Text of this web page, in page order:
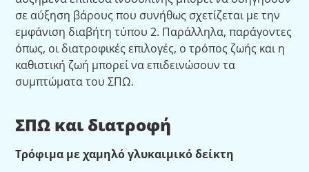
σε αύξηση βάρους που συνήθως σχετίζεται με την
εμφάνιση διαβήτη τύπου 2. Παράλληλα, παράγοντες
όπως, οι διατροφικές επιλογές, ο τρόπος ζωής και η
καθιστική ζωή μπορεί να επιδεινώσουν τα
συμπτώματα του ΣΠΩ.
ΣΠΩ και διατροφή
Τρόφιμα με χαμηλό γλυκαιμικό δείκτη